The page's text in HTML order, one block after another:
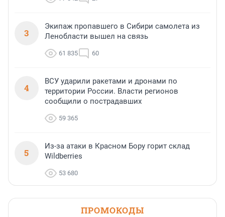
3
Экипаж пропавшего в Сибири самолета из
Ленобласти вышел на связь
61 835 60
4
ВСУ ударили ракетами и дронами по
территории России. Власти регионов
сообщили о пострадавших
59 365
5
Из-за атаки в Красном Бору горит склад
Wildberries
53 680
ПРОМОКОДЫ